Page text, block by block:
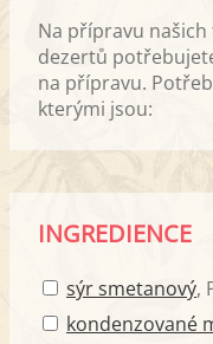
Na přípravu
dezertů
na přípravu.
kterými jsou:
INGREDIENCE
sýr smetanový,
kondenzované